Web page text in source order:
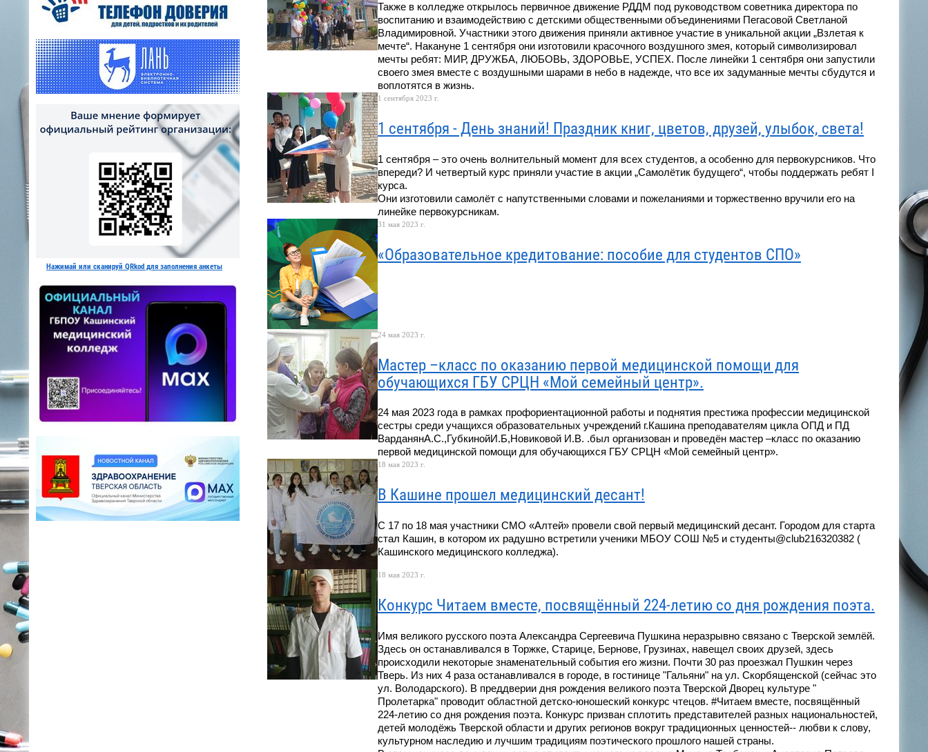
Нажимай или сканируй QRkod для заполнения анкеты
Также в колледже открылось первичное движение РДДМ под руководством советника директора по
воспитанию и взаимодействию с детскими общественными объединениями Пегасовой Светланой
Владимировной. Участники этого движения приняли активное участие в уникальной акции „Взлетая к
мечте“. Накануне 1 сентября они изготовили красочного воздушного змея, который символизировал
мечты ребят: МИР, ДРУЖБА, ЛЮБОВЬ, ЗДОРОВЬЕ, УСПЕХ. После линейки 1 сентября они запустили
своего змея вместе с воздушными шарами в небо в надежде, что все их задуманные мечты сбудутся и
воплотятся в жизнь.
1 сентября 2023 г.
1 сентября - День знаний! Праздник книг, цветов, друзей, улыбок, света!
1 сентября – это очень волнительный момент для всех студентов, а особенно для первокурсников. Что
впереди? И четвертый курс приняли участие в акции „Самолётик будущего“, чтобы поддержать ребят I
курса.
Они изготовили самолёт с напутственными словами и пожеланиями и торжественно вручили его на
линейке первокурсникам.
31 мая 2023 г.
«Образовательное кредитование: пособие для студентов СПО»
24 мая 2023 г.
Мастер –класс по оказанию первой медицинской помощи для
обучающихся ГБУ СРЦН «Мой семейный центр».
24 мая 2023 года в рамках профориентационной работы и поднятия престижа профессии медицинской
сестры среди учащихся образовательных учреждений г.Кашина преподавателям цикла ОПД и ПД
ВарданянА.С.,ГубкинойИ.Б,Новиковой И.В. .был организован и проведён мастер –класс по оказанию
первой медицинской помощи для обучающихся ГБУ СРЦН «Мой семейный центр».
18 мая 2023 г.
В Кашине прошел медицинский десант!
С 17 по 18 мая участники СМО «Алтей» провели свой первый медицинский десант. Городом для старта
стал Кашин, в котором их радушно встретили ученики МБОУ СОШ №5 и студенты@club216320382 (
Кашинского медицинского колледжа).
18 мая 2023 г.
Конкурс Читаем вместе, посвящённый 224-летию со дня рождения поэта.
Имя великого русского поэта Александра Сергеевича Пушкина неразрывно связано с Тверской землёй.
Здесь он останавливался в Торжке, Старице, Бернове, Грузинах, навещел своих друзей, здесь
происходили некоторые знаменательный события его жизни. Почти 30 раз проезжал Пушкин через
Тверь. Из них 4 раза останавливался в городе, в гостинице "Гальяни" на ул. Скорбященской (сейчас это
ул. Володарского). В преддверии дня рождения великого поэта Тверской Дворец культуре "
Пролетарка" проводит областной детско-юношеский конкурс чтецов. #Читаем вместе, посвящённый
224-летию со дня рождения поэта. Конкурс призван сплотить представителей разных национальностей,
детей молодёжь Тверской области и других регионов вокруг традиционных ценностей-- любви к слову,
культурном наследию и лучшим традициям поэтического прошлого нашей страны.